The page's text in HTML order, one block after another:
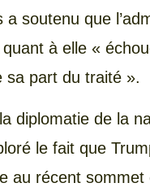
a soutenu que
à elle «
sa part du traité ».
diplomatie de la
le fait que
au récent sommet